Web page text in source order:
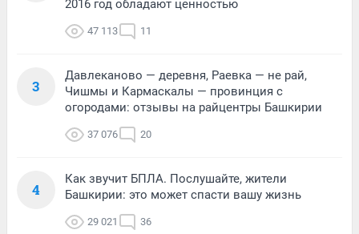
2016 год обладают ценностью
47 113 11
3
Давлеканово — деревня, Раевка — не рай,
Чишмы и Кармаскалы — провинция с
огородами: отзывы на райцентры Башкирии
37 076 20
4
Как звучит БПЛА. Послушайте, жители
Башкирии: это может спасти вашу жизнь
29 021 36